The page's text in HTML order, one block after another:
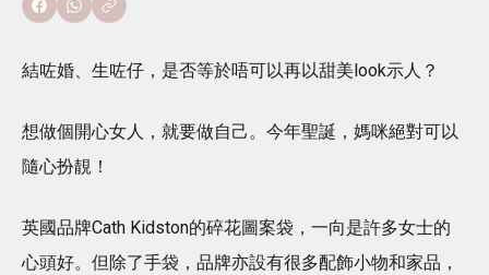
結咗婚、生咗仔，是否等於唔可以再以甜美look示人？
想做個開心女人，就要做自己。今年聖誕，媽咪絕對可以
隨心扮靚！
英國品牌Cath Kidston的碎花圖案袋，一向是許多女士的
心頭好。但除了手袋，品牌亦設有很多配飾小物和家品，